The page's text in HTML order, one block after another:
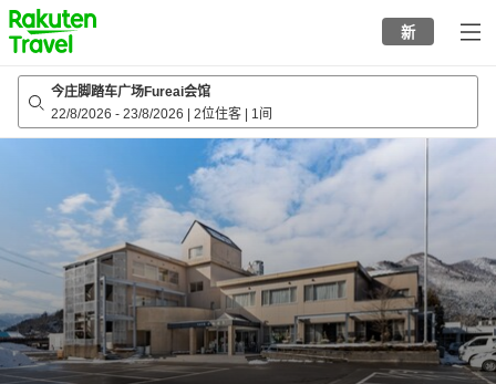
to
top
page
新
今庄脚踏车广场Fureai会馆
22/8/2026 - 23/8/2026 2位住客 1间